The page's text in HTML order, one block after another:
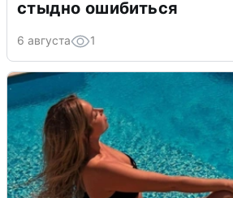
стыдно ошибиться
6 августа 1